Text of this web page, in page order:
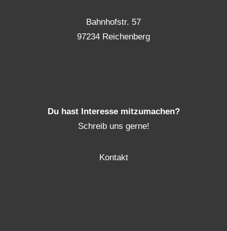
Bahnhofstr. 57
97234 Reichenberg
Du hast Interesse mitzumachen?
Schreib uns gerne!
Kontakt